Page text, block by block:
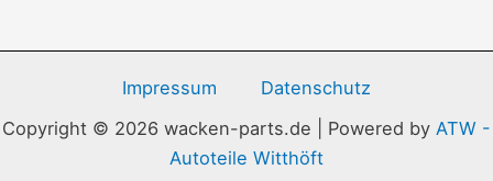
Impressum
Datenschutz
Copyright © 2026 wacken-parts.de | Powered by ATW -
Autoteile Witthöft